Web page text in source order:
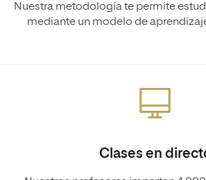
Nuestra metodología te permite
mediante un modelo de
Clases en